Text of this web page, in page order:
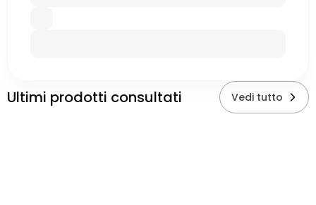
Ultimi prodotti consultati Vedi tutto